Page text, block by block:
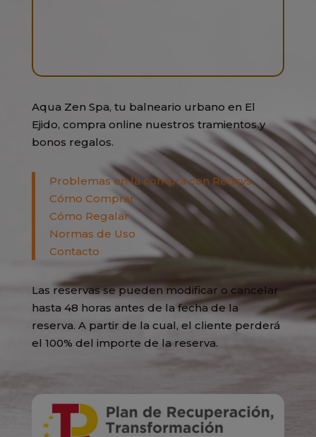
Aqua Zen Spa, tu balneario urbano en El
Ejido, compra online nuestros tramientos y
bonos regalos.
Problemas en la compra con Redsys
Cómo Comprar
Cómo Regalar
Normas de Uso
Contacto
Las reservas se pueden modificar o cancelar
hasta 48 horas antes de la fecha de la
reserva. A partir de la cual, el cliente perderá
el 100% del importe de la reserva.